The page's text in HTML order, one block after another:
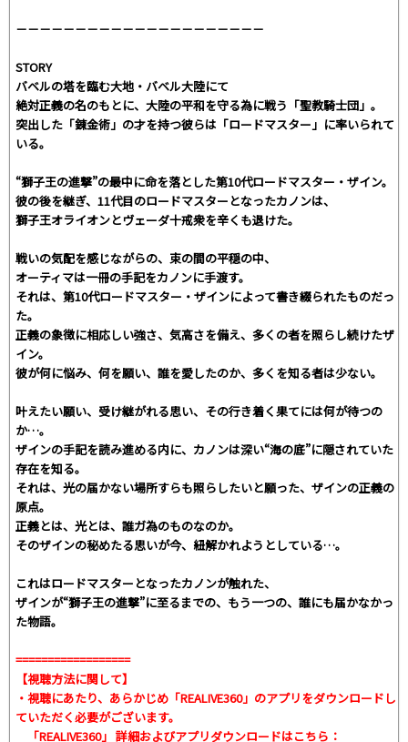
－－－－－－－－－－－－－－－－－－－－－
STORY
バベルの塔を臨む大地・バベル大陸にて――
絶対正義の名のもとに、大陸の平和を守る為に戦う「聖教騎士団」。
突出した「錬金術」の才を持つ彼らは「ロードマスター」に率いられて
いる。
“獅子王の進撃”の最中に命を落とした第10代ロードマスター・ザイン。
彼の後を継ぎ、11代目のロードマスターとなったカノンは、
獅子王オライオンとヴェーダ十戒衆を辛くも退けた。
戦いの気配を感じながらの、束の間の平穏の中、
オーティマは一冊の手記をカノンに手渡す。
それは、第10代ロードマスター・ザインによって書き綴られたものだっ
た。
正義の象徴に相応しい強さ、気高さを備え、多くの者を照らし続けたザ
イン。
彼が何に悩み、何を願い、誰を愛したのか、多くを知る者は少ない。
叶えたい願い、受け継がれる思い、その行き着く果てには何が待つの
か…。
ザインの手記を読み進める内に、カノンは深い“海の底”に隠されていた
存在を知る。
それは、光の届かない場所すらも照らしたいと願った、ザインの正義の
原点。
正義とは、光とは、誰ガ為のものなのか。
そのザインの秘めたる思いが今、紐解かれようとしている――…。
これはロードマスターとなったカノンが触れた、
ザインが“獅子王の進撃”に至るまでの、もう一つの、誰にも届かなかっ
た物語。
==================
【視聴方法に関して】
・視聴にあたり、あらかじめ「REALIVE360」のアプリをダウンロードし
ていただく必要がございます。
「REALIVE360」 詳細およびアプリダウンロードはこちら：